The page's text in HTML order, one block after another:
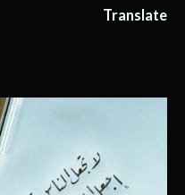
Translate